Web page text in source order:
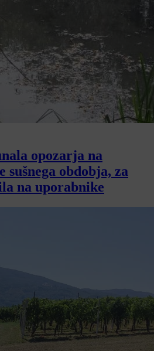
opozarja na
sušnega obdobja, za
na uporabnike